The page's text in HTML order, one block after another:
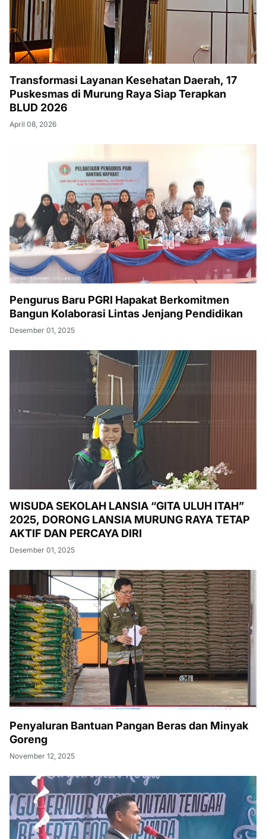
Transformasi Layanan Kesehatan Daerah, 17
Puskesmas di Murung Raya Siap Terapkan
BLUD 2026
April 08, 2026
Pengurus Baru PGRI Hapakat Berkomitmen
Bangun Kolaborasi Lintas Jenjang Pendidikan
Desember 01, 2025
WISUDA SEKOLAH LANSIA “GITA ULUH ITAH”
2025, DORONG LANSIA MURUNG RAYA TETAP
AKTIF DAN PERCAYA DIRI
Desember 01, 2025
Penyaluran Bantuan Pangan Beras dan Minyak
Goreng
November 12, 2025